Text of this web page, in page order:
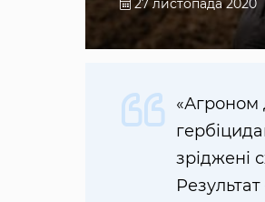
27 листопада 2020
«Агроном
зріджені